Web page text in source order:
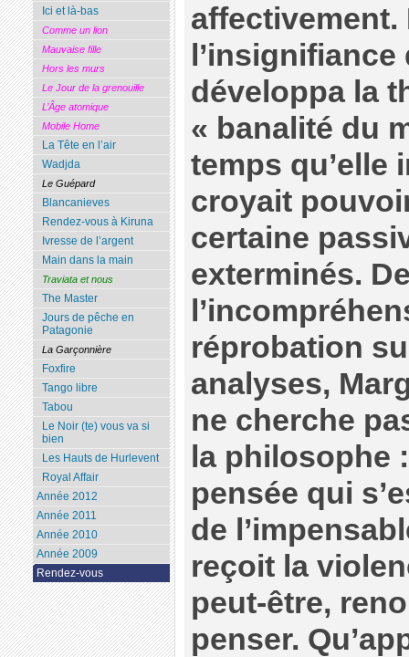
affectivement.
l’insignifiance
développa la
« banalité du
temps qu’elle
croyait
certaine
exterminés.
réprobation
analyses,
ne cherche
la philosophe
pensée qui
de
reçoit la
peut-être,
penser.
Ici et là-bas
Comme un lion
Mauvaise fille
Hors les murs
Le Jour de la grenouille
L’Âge atomique
Mobile Home
La Tête en l’air
Wadjda
Le Guépard
Blancanieves
Rendez-vous à Kiruna
Ivresse de l’argent
Main dans la main
Traviata et nous
The Master
Jours de pêche en
Patagonie
La Garçonnière
Foxfire
Tango libre
Tabou
Le Noir (te) vous va si
bien
Les Hauts de Hurlevent
Royal Affair
Année 2012
Année 2011
Année 2010
Année 2009
Rendez-vous